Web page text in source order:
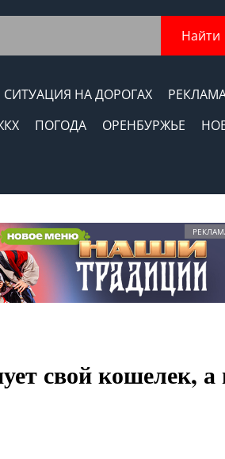
Найти
СИТУАЦИЯ НА ДОРОГАХ
ПОГОДА ОРЕНБУРЖЬЕ
свой кошелек, а